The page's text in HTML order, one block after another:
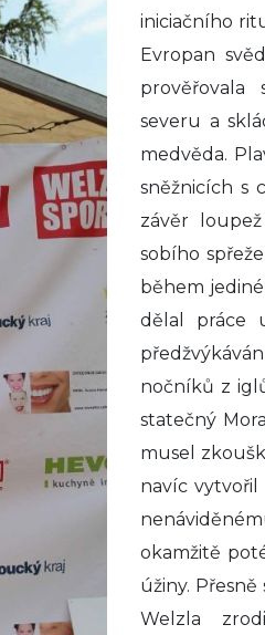
iniciačního
Evropan
severu a
medvěda.
sněžnicích s
závěr
sobího
během
dělal práce
nočníků z
statečný
musel
navíc
okamžitě
úžiny.
Welzla